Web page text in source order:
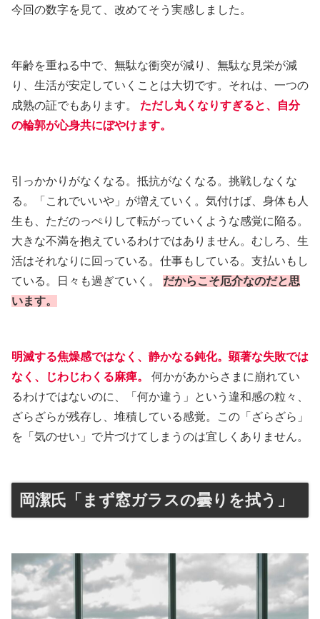
今回の数字を見て、改めてそう実感しました。
年齢を重ねる中で、無駄な衝突が減り、無駄な見栄が減
り、生活が安定していくことは大切です。それは、一つの
成熟の証でもあります。 ただし丸くなりすぎると、自分
の輪郭が心身共にぼやけます。
引っかかりがなくなる。抵抗がなくなる。挑戦しなくな
る。「これでいいや」が増えていく。気付けば、身体も人
生も、ただのっぺりして転がっていくような感覚に陥る。
大きな不満を抱えているわけではありません。むしろ、生
活はそれなりに回っている。仕事もしている。支払いもし
ている。日々も過ぎていく。 だからこそ厄介なのだと思
います。
明滅する焦燥感ではなく、静かなる鈍化。顕著な失敗では
なく、じわじわくる麻痺。
何かがあからさまに崩れてい
るわけではないのに、「何か違う」という違和感の粒々、
ざらざらが残存し、堆積している感覚。この「ざらざら」
を「気のせい」で片づけてしまうのは宜しくありません。
岡潔氏「まず窓ガラスの曇りを拭う」